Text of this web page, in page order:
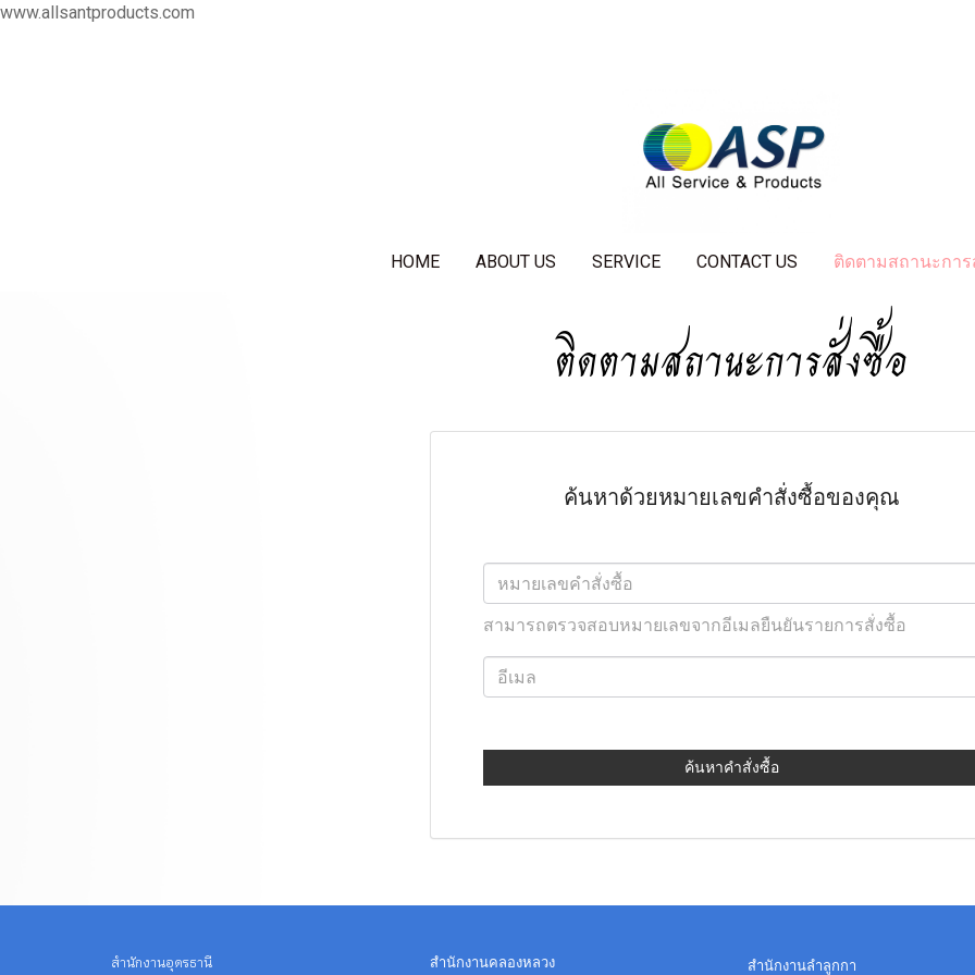
www.allsantproducts.com
HOME ABOUT US SERVICE CONTACT US ติดตามสถานะการ
ติดตามสถานะการสั่งซื้อ
ค้นหาด้วยหมายเลขคำสั่งซื้อของคุณ
สามารถตรวจสอบหมายเลขจากอีเมลยืนยันรายการสั่งซื้อ
ค้นหาคำสั่งซื้อ
สำนักงานอุดรธานี สำนักงานคลองหลวง สำนักงานลำลูกกา